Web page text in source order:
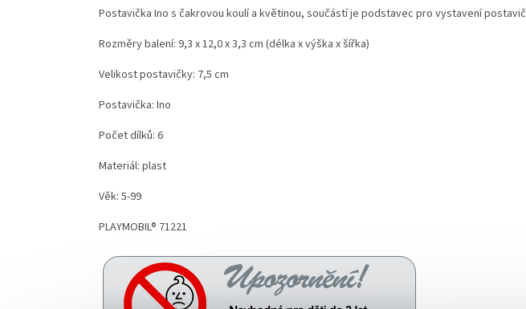
Postavička Ino s čakrovou koulí a květinou, součástí je podstavec pro vystavení
Rozměry balení: 9,3 x 12,0 x 3,3 cm (délka x výška x šířka)
Velikost postavičky: 7,5 cm
Postavička: Ino
Počet dílků: 6
Materiál: plast
Věk: 5-99
PLAYMOBIL® 71221